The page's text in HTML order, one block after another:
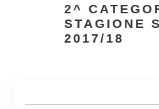
2^
STAGIONE
2017/18